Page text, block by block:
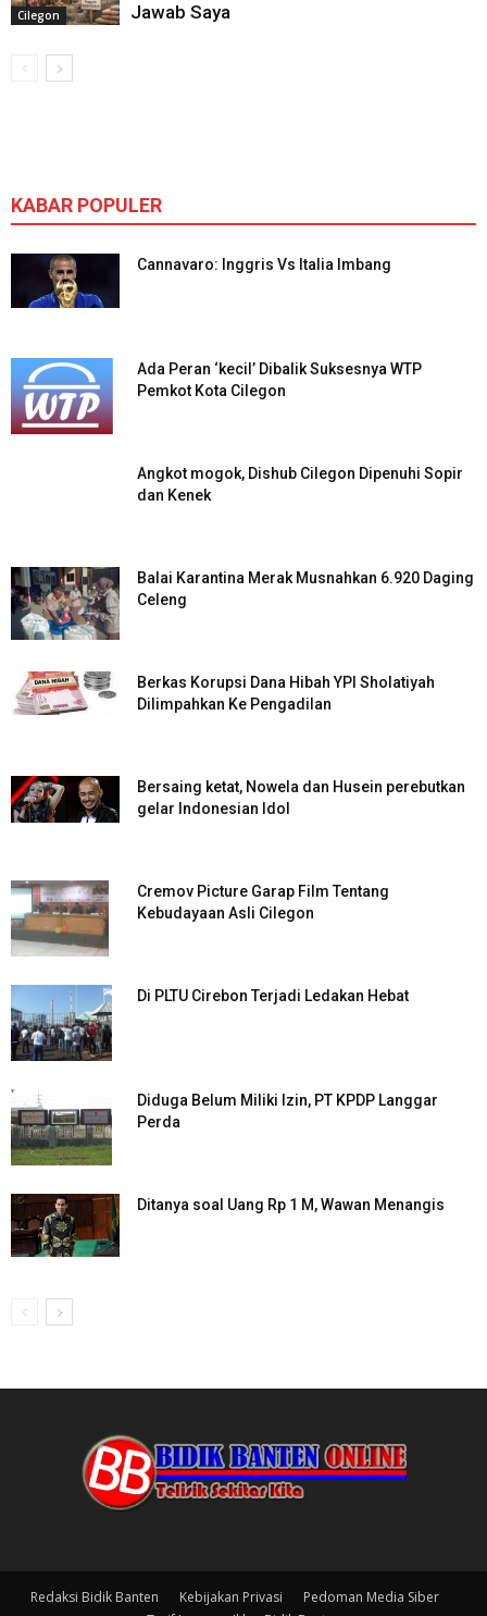
Cilegon
Jawab Saya
KABAR POPULER
Cannavaro: Inggris Vs Italia Imbang
Ada Peran ‘kecil’ Dibalik Suksesnya WTP
Pemkot Kota Cilegon
Angkot mogok, Dishub Cilegon Dipenuhi Sopir
dan Kenek
Balai Karantina Merak Musnahkan 6.920 Daging
Celeng
Berkas Korupsi Dana Hibah YPI Sholatiyah
Dilimpahkan Ke Pengadilan
Bersaing ketat, Nowela dan Husein perebutkan
gelar Indonesian Idol
Cremov Picture Garap Film Tentang
Kebudayaan Asli Cilegon
Di PLTU Cirebon Terjadi Ledakan Hebat
Diduga Belum Miliki Izin, PT KPDP Langgar
Perda
Ditanya soal Uang Rp 1 M, Wawan Menangis
Redaksi Bidik Banten Kebijakan Privasi
Pedoman Media Siber